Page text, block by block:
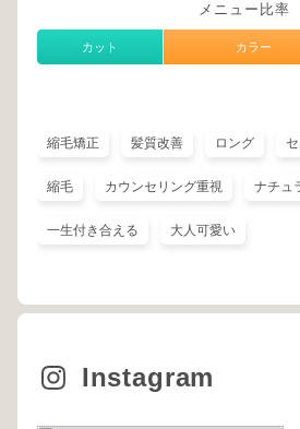
メニュー比率
カット カラー
縮毛矯正 髪質改善 ロング
縮毛 カウンセリング重視 ナチュ
一生付き合える 大人可愛い
Instagram